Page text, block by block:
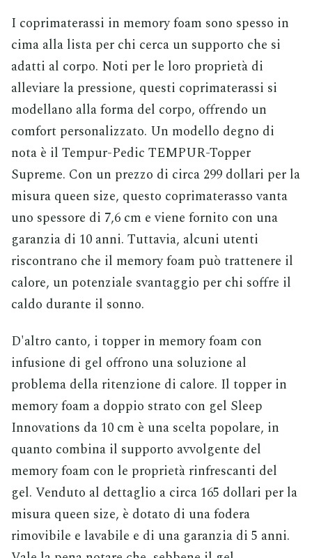
I coprimaterassi in memory foam sono spesso in
cima alla lista per chi cerca un supporto che si
adatti al corpo. Noti per le loro proprietà di
alleviare la pressione, questi coprimaterassi si
modellano alla forma del corpo, offrendo un
comfort personalizzato. Un modello degno di
nota è il Tempur-Pedic TEMPUR-Topper
Supreme. Con un prezzo di circa 299 dollari per la
misura queen size, questo coprimaterasso vanta
uno spessore di 7,6 cm e viene fornito con una
garanzia di 10 anni. Tuttavia, alcuni utenti
riscontrano che il memory foam può trattenere il
calore, un potenziale svantaggio per chi soffre il
caldo durante il sonno.
D'altro canto, i topper in memory foam con
infusione di gel offrono una soluzione al
problema della ritenzione di calore. Il topper in
memory foam a doppio strato con gel Sleep
Innovations da 10 cm è una scelta popolare, in
quanto combina il supporto avvolgente del
memory foam con le proprietà rinfrescanti del
gel. Venduto al dettaglio a circa 165 dollari per la
misura queen size, è dotato di una fodera
rimovibile e lavabile e di una garanzia di 5 anni.